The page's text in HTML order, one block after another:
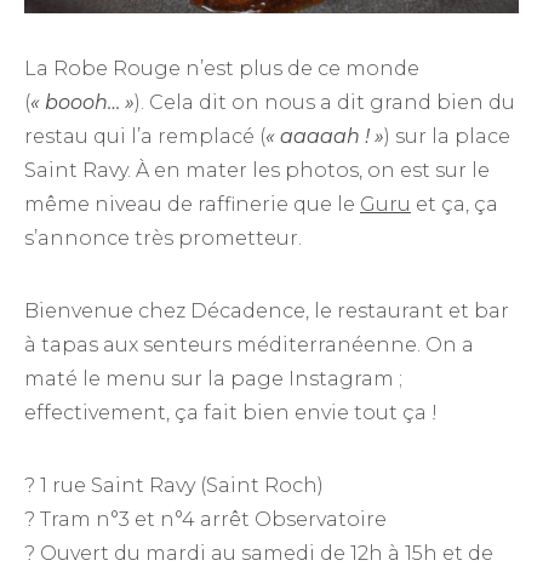
La Robe Rouge n’est plus de ce monde
(« boooh… »). Cela dit on nous a dit grand bien du
restau qui l’a remplacé (« aaaaah ! ») sur la place
Saint Ravy. À en mater les photos, on est sur le
même niveau de raffinerie que le Guru et ça, ça
s’annonce très prometteur.
Bienvenue chez Décadence, le restaurant et bar
à tapas aux senteurs méditerranéenne. On a
maté le menu sur la page Instagram ;
effectivement, ça fait bien envie tout ça !
? 1 rue Saint Ravy (Saint Roch)
? Tram n°3 et n°4 arrêt Observatoire
? Ouvert du mardi au samedi de 12h à 15h et de